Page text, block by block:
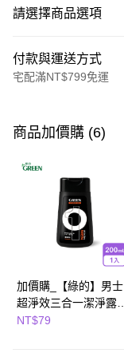
請選擇商品選項
付款與運送方式
宅配滿NT$799免運
信用卡一次付款
LINE Pay
Apple Pay
全盈+PAY
Hami Point
相關說明
商品加價購 (6)
加價購_【綠的】男士
超淨效三合一潔淨露
200ml(濃郁麝香)
NT$79